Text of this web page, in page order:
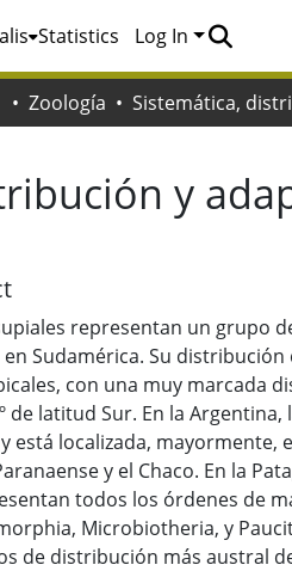
Statistics Log In
Zoología
y
representan un grupo
Sudamérica. Su
con una muy marcada
de latitud Sur. En la
está localizada, mayormente,
y el Chaco. En la
todos los órdenes de
Microbiotheria, y
de distribución más austral